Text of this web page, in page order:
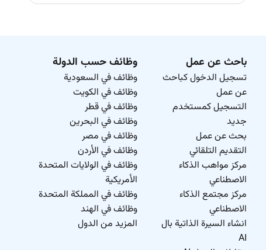
باحث عن عمل
تسجيل الدخول كباحث
عن عمل
التسجيل كمستخدم
جديد
بحث عن عمل
التقديم التلقائي
مركز مواهب الذكاء
الاصطناعي
مركز مجتمع الذكاء
الاصطناعي
انشاء السيرة الذاتية بال
AI
وظائف حسب الدولة
وظائف في السعودية
وظائف في الكويت
وظائف في قطر
وظائف في البحرين
وظائف في مصر
وظائف في الأردن
وظائف في الولايات المتحدة
الأمريكية
وظائف في المملكة المتحدة
وظائف في الهند
المزيد من الدول